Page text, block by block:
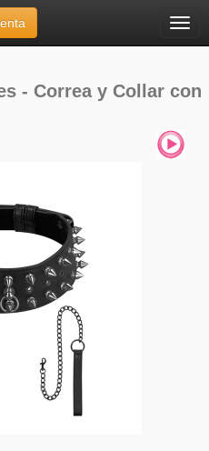
Menú
- Correa y Collar con Púas
- Correa y Collar con